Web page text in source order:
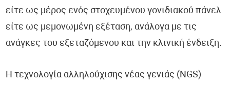
είτε ως μέρος ενός στοχευμένου γονιδιακού πάνελ
είτε ως μεμονωμένη εξέταση, ανάλογα με τις
ανάγκες του εξεταζόμενου και την κλινική ένδειξη.
Η τεχνολογία αλληλούχισης νέας γενιάς (NGS)